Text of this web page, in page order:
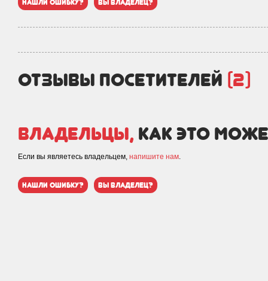
нашли ошибку? вы владелец?
отзывы посетителей (2)
Владельцы, как это
Если вы являетесь владельцем, напишите нам.
нашли ошибку? вы владелец?